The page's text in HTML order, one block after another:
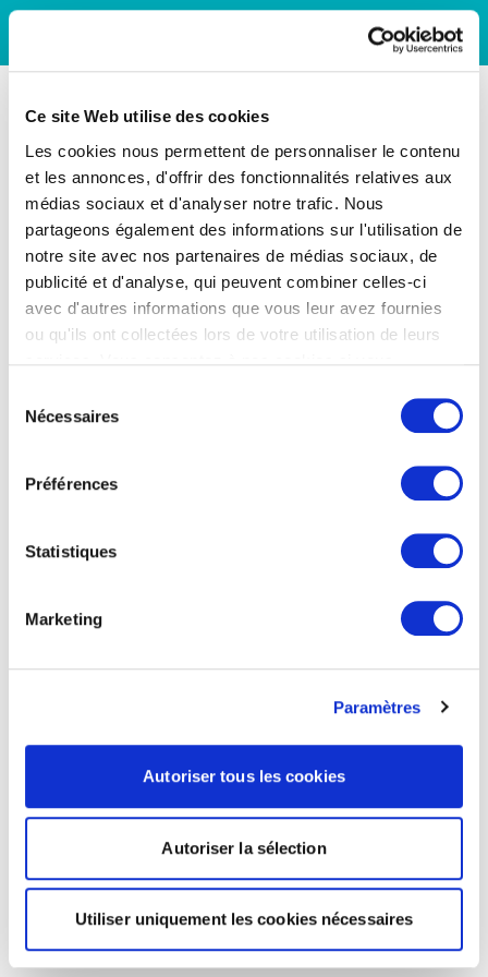
Ce site Web utilise des cookies
Les cookies nous permettent de personnaliser le contenu
et les annonces, d'offrir des fonctionnalités relatives aux
médias sociaux et d'analyser notre trafic. Nous
partageons également des informations sur l'utilisation de
notre site avec nos partenaires de médias sociaux, de
publicité et d'analyse, qui peuvent combiner celles-ci
avec d'autres informations que vous leur avez fournies
ou qu'ils ont collectées lors de votre utilisation de leurs
Nécessaires
Préférences
Statistiques
Marketing
Paramètres
Autoriser tous les cookies
Autoriser la sélection
Utiliser uniquement les cookies nécessaires